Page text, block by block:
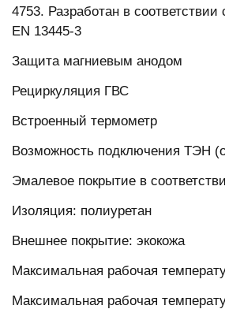
4753. Разработан в
EN 13445-3
Защита магниевым анодом
Рециркуляция ГВС
Встроенный термометр
Возможность подключения ТЭН
Эмалевое покрытие в
Изоляция: полиуретан
Внешнее покрытие: экокожа
Максимальная рабочая
Максимальная рабочая